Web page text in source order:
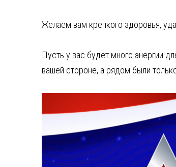
Желаем вам крепкого здоровья,
Пусть у вас будет много энергии
вашей стороне, а рядом были